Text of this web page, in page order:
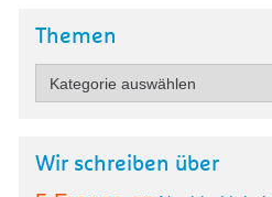
Themen
Wir schreiben über